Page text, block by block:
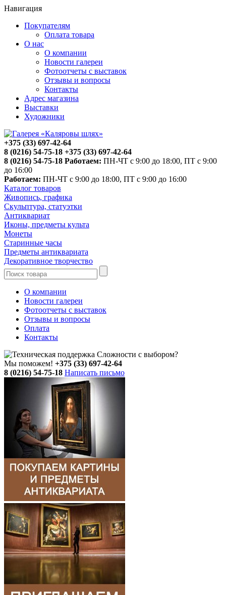
Навигация
Покупателям
Оплата товара
О нас
О компании
Новости галереи
Фотоотчеты с выставок
Отзывы и вопросы
Контакты
Адрес магазина
Выставки
Художники
+375 (33) 697-42-64
8 (0216) 54-75-18 +375 (33) 697-42-64
8 (0216) 54-75-18 Работаем: ПН-ЧТ с 9:00 до 18:00, ПТ с 9:00
до 16:00
Работаем: ПН-ЧТ с 9:00 до 18:00, ПТ с 9:00 до 16:00
Каталог товаров
Живопись, графика
Скульптура, статуэтки
Антиквариат
Иконы, предметы культа
Монеты
Старинные часы
Предметы антиквариата
Декоративное творчество
О компании
Новости галереи
Фотоотчеты с выставок
Отзывы и вопросы
Оплата
Контакты
Сложности с выбором?
Мы поможем! +375 (33) 697-42-64
8 (0216) 54-75-18 Написать письмо